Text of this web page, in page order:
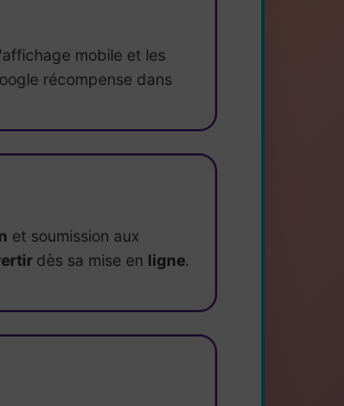
mobile et les
récompense dans
et soumission aux
dès sa mise en ligne.